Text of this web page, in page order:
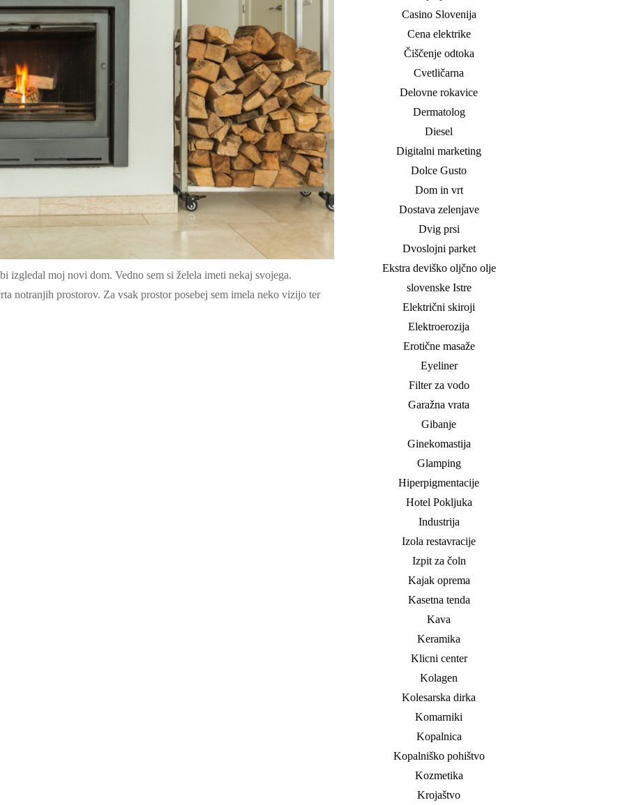
izgledal moj novi dom. Vedno sem si želela imeti nekaj svojega.
notranjih prostorov. Za vsak prostor posebej sem imela neko vizijo ter
Casino Slovenija
Cena elektrike
Čiščenje odtoka
Cvetličarna
Delovne rokavice
Dermatolog
Diesel
Digitalni marketing
Dolce Gusto
Dom in vrt
Dostava zelenjave
Dvig prsi
Dvoslojni parket
Ekstra deviško oljčno olje
slovenske Istre
Električni skiroji
Elektroerozija
Erotične masaže
Eyeliner
Filter za vodo
Garažna vrata
Gibanje
Ginekomastija
Glamping
Hiperpigmentacije
Hotel Pokljuka
Industrija
Izola restavracije
Izpit za čoln
Kajak oprema
Kasetna tenda
Kava
Keramika
Klicni center
Kolagen
Kolesarska dirka
Komarniki
Kopalnica
Kopalniško pohištvo
Kozmetika
Krojaštvo